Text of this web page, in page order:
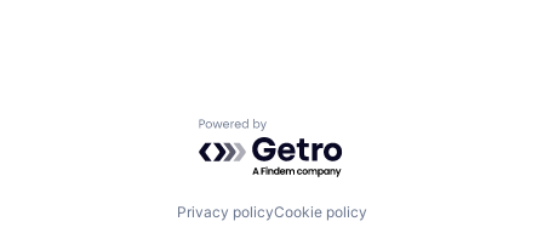
Powered by Getro.com
Privacy policyCookie policy